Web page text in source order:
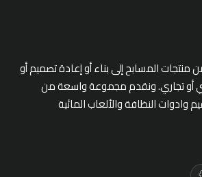
المسابح إلى بناء أو إعادة تصميم أو
أو تجاري. ونقدم مجموعة واسعة من
وادوات النظافة والألعاب المائية